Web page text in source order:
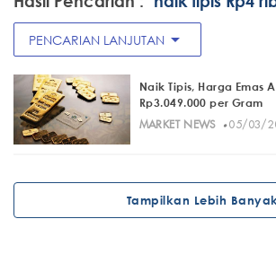
PENCARIAN LANJUTAN arrow_drop_down
Naik Tipis, Harga Emas
Rp3.049.000 per Gram
MARKET NEWS· 05/03/
Tampilkan Lebih Banyak